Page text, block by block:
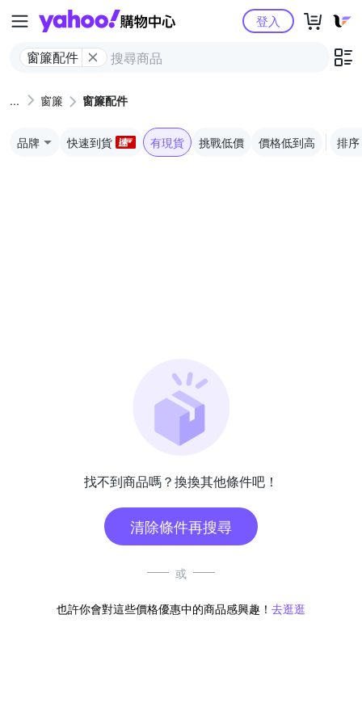
Yahoo購物中心
窗簾配件
登入
窗簾 窗簾配件
品牌 快速到貨 有現貨 挑戰低價 價格低到高 排序
找不到商品嗎？換換其他條件吧！
清除條件再搜尋
或
也許你會對這些價格優惠中的商品感興趣！ 去逛逛